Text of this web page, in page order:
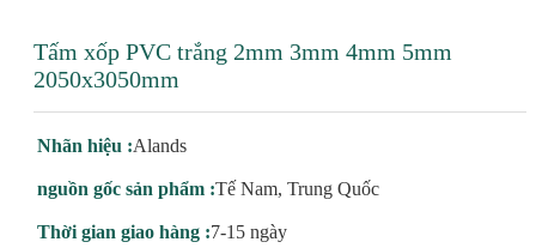
Tấm xốp PVC trắng 2mm 3mm 4mm 5mm
2050x3050mm
Nhãn hiệu :Alands
nguồn gốc sản phẩm :Tế Nam, Trung Quốc
Thời gian giao hàng :7-15 ngày